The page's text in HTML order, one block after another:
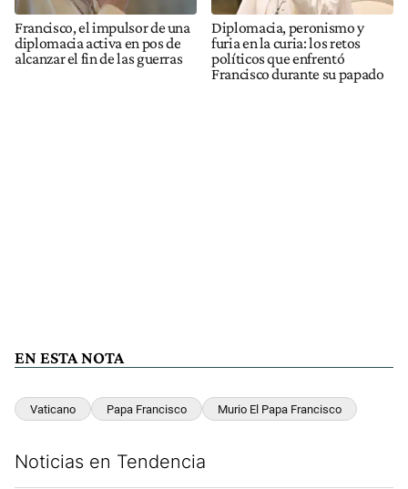
Francisco, el impulsor de una
diplomacia activa en pos de
alcanzar el fin de las guerras
Diplomacia, peronismo y
furia en la curia: los retos
políticos que enfrentó
Francisco durante su papado
EN ESTA NOTA
Vaticano Papa Francisco Murio El Papa Francisco
Noticias en Tendencia